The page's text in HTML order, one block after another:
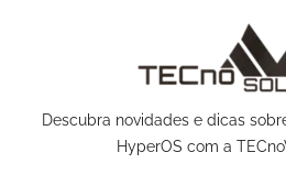
Descubra novidades e dicas
HyperOS com a